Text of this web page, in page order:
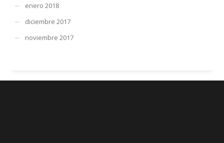
enero 2018
diciembre 2017
noviembre 2017